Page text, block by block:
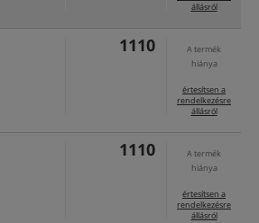
állásról
1110
A termék
hiánya
értesítsen a
rendelkezésre
állásról
1110
A termék
hiánya
értesítsen a
rendelkezésre
állásról